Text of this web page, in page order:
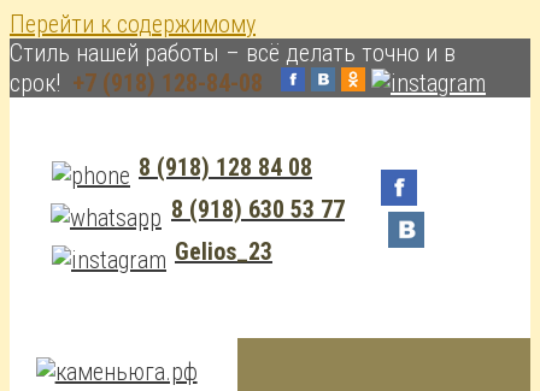
Перейти к содержимому
Cтиль нашей работы – всё делать точно и в
срок! +7 (918) 128-84-08
8 (918) 128 84 08
8 (918) 630 53 77
Gelios_23